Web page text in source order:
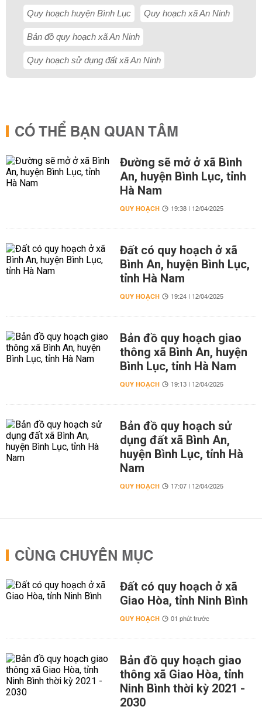
Quy hoạch huyện Bình Lục Quy hoạch xã An Ninh
Bản đồ quy hoạch xã An Ninh
Quy hoạch sử dụng đất xã An Ninh
CÓ THỂ BẠN QUAN TÂM
Đường sẽ mở ở xã Bình
An, huyện Bình Lục, tỉnh
Hà Nam
QUY HOẠCH 19:38 | 12/04/2025
Đất có quy hoạch ở xã
Bình An, huyện Bình Lục,
tỉnh Hà Nam
QUY HOẠCH 19:24 | 12/04/2025
Bản đồ quy hoạch giao
thông xã Bình An, huyện
Bình Lục, tỉnh Hà Nam
QUY HOẠCH 19:13 | 12/04/2025
Bản đồ quy hoạch sử
dụng đất xã Bình An,
huyện Bình Lục, tỉnh Hà
Nam
QUY HOẠCH 17:07 | 12/04/2025
CÙNG CHUYÊN MỤC
Đất có quy hoạch ở xã
Giao Hòa, tỉnh Ninh Bình
QUY HOẠCH 01 phút trước
Bản đồ quy hoạch giao
thông xã Giao Hòa, tỉnh
Ninh Bình thời kỳ 2021 -
2030